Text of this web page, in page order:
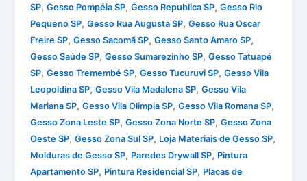
SP,Gesso Pompéia SP,Gesso Republica SP,Gesso Rio
Pequeno SP,Gesso Rua Augusta SP,Gesso Rua Oscar
Freire SP,Gesso Sacomã SP,Gesso Santo Amaro SP,
Gesso Saúde SP,Gesso Sumarezinho SP,Gesso Tatuapé
SP,Gesso Tremembé SP,Gesso Tucuruvi SP,Gesso Vila
Leopoldina SP,Gesso Vila Madalena SP,Gesso Vila
Mariana SP,Gesso Vila Olimpia SP,Gesso Vila Romana SP,
Gesso Zona Leste SP,Gesso Zona Norte SP,Gesso Zona
Oeste SP,Gesso Zona Sul SP, Loja Materiais de Gesso SP,
Molduras de Gesso SP, Paredes Drywall SP, Pintura
Apartamento SP, Pintura Residencial SP, Placas de